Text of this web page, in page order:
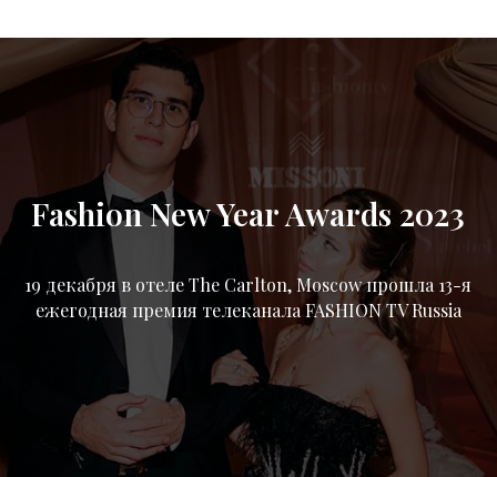
Fashion New Year Awards 2023
19 декабря в отеле The Carlton, Moscow прошла 13-я
ежегодная премия телеканала FASHION TV Russia